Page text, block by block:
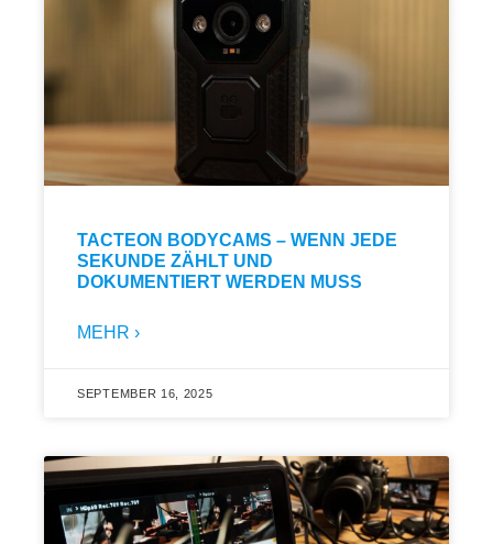
TACTEON BODYCAMS – WENN JEDE
SEKUNDE ZÄHLT UND
DOKUMENTIERT WERDEN MUSS
MEHR ›
SEPTEMBER 16, 2025